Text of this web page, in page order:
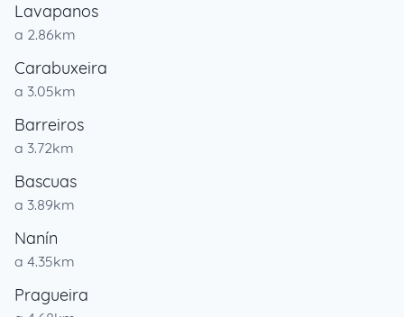
Lavapanos
a 2.86km
Carabuxeira
a 3.05km
Barreiros
a 3.72km
Bascuas
a 3.89km
Nanín
a 4.35km
Pragueira